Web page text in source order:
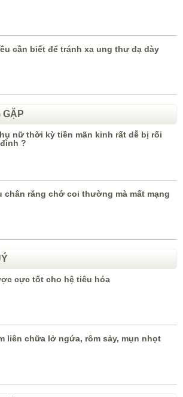
cần biết để tránh xa ung thư dạ dày
GẶP
nữ thời kỳ tiền mãn kinh rất dễ bị rối
?
chân răng chớ coi thường mà mất mạng
cực tốt cho hệ tiêu hóa
liên chữa lở ngứa, rôm sảy, mụn nhọt